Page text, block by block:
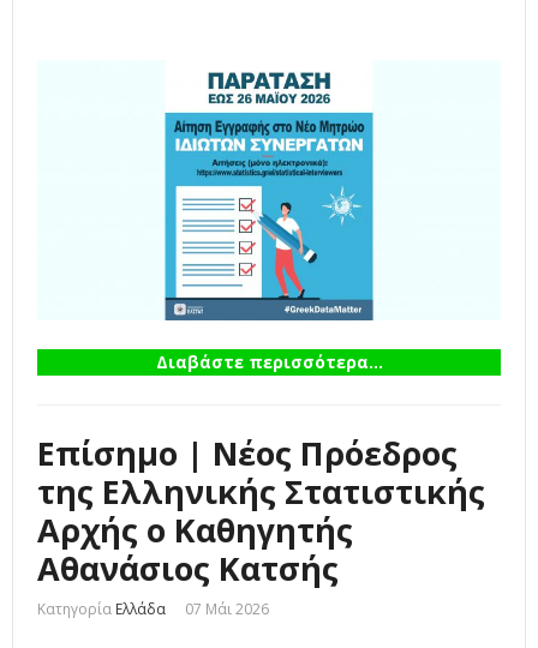
Διαβάστε περισσότερα...
Επίσημο | Νέος Πρόεδρος
της Ελληνικής Στατιστικής
Αρχής ο Καθηγητής
Αθανάσιος Κατσής
Κατηγορία Ελλάδα 07 Μάι 2026